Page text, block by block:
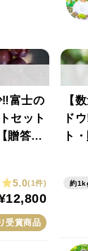
‼富士の
セット
贈答
5.0(1件)
受賞商品
【
ド
ト
約